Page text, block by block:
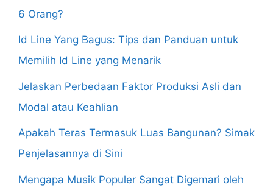
6 Orang?
Id Line Yang Bagus: Tips dan Panduan untuk
Memilih Id Line yang Menarik
Jelaskan Perbedaan Faktor Produksi Asli dan
Modal atau Keahlian
Apakah Teras Termasuk Luas Bangunan? Simak
Penjelasannya di Sini
Mengapa Musik Populer Sangat Digemari oleh